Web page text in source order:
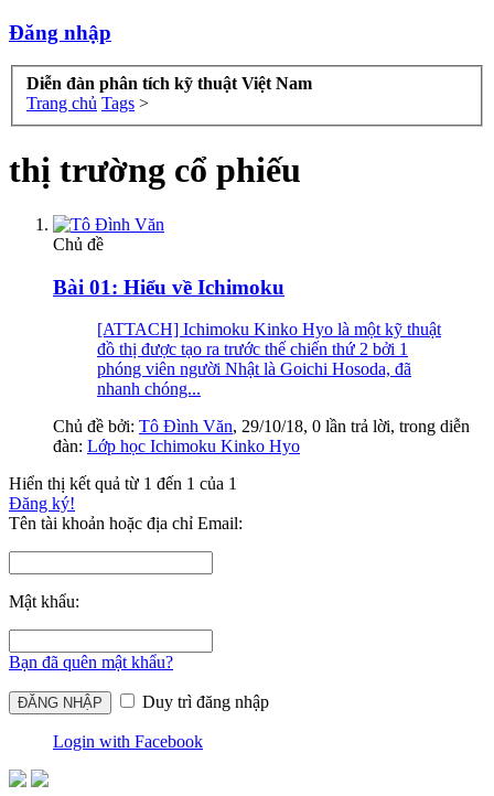
Đăng nhập
Diễn đàn phân tích kỹ thuật Việt Nam
Trang chủ Tags >
thị trường cổ phiếu
Chủ đề
Bài 01: Hiểu về Ichimoku
[ATTACH] Ichimoku Kinko Hyo là một kỹ thuật
đồ thị được tạo ra trước thế chiến thứ 2 bởi 1
phóng viên người Nhật là Goichi Hosoda, đã
nhanh chóng...
Chủ đề bởi: Tô Đình Văn, 29/10/18, 0 lần trả lời, trong diễn
đàn: Lớp học Ichimoku Kinko Hyo
Hiển thị kết quả từ 1 đến 1 của 1
Đăng ký!
Tên tài khoản hoặc địa chỉ Email:
Mật khẩu:
Bạn đã quên mật khẩu?
Duy trì đăng nhập
Login with Facebook